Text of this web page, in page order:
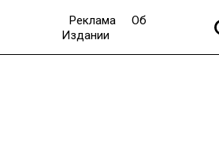
Реклама
Об
Издании